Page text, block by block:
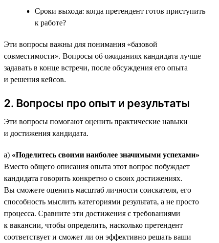
Сроки выхода: когда претендент готов приступить
к работе?
Эти вопросы важны для понимания «базовой
совместимости». Вопросы об ожиданиях кандидата лучше
задавать в конце встречи, после обсуждения его опыта
и решения кейсов.
2. Вопросы про опыт и результаты
Эти вопросы помогают оценить практические навыки
и достижения кандидата.
а) «Поделитесь своими наиболее значимыми успехами»
Вместо общего описания опыта этот вопрос побуждает
кандидата говорить конкретно о своих достижениях.
Вы сможете оценить масштаб личности соискателя, его
способность мыслить категориями результата, а не просто
процесса. Сравните эти достижения с требованиями
к вакансии, чтобы определить, насколько претендент
соответствует и сможет ли он эффективно решать ваши